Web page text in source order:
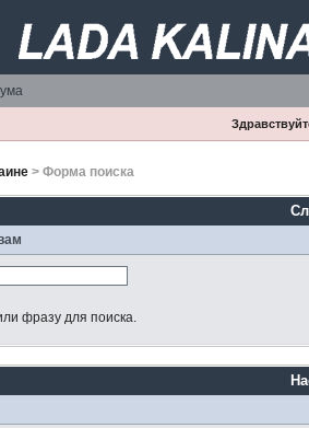
> Форма поиска
фразу для поиска.